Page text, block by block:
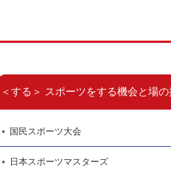
＜する＞ スポーツをする機会と場
国民スポーツ大会
日本スポーツマスターズ